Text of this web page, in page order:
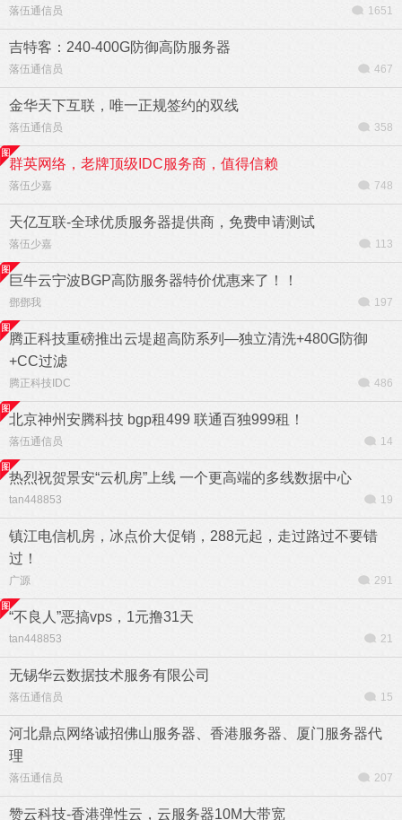
落伍通信员 1651
吉特客：240-400G防御高防服务器
落伍通信员 467
金华天下互联，唯一正规签约的双线
落伍通信员 358
群英网络，老牌顶级IDC服务商，值得信赖
落伍少嘉 748
天亿互联-全球优质服务器提供商，免费申请测试
落伍少嘉 113
巨牛云宁波BGP高防服务器特价优惠来了！！
鄧鄧我 197
腾正科技重磅推出云堤超高防系列—独立清洗+480G防御
+CC过滤
腾正科技IDC 486
北京神州安腾科技 bgp租499 联通百独999租！
落伍通信员 14
热烈祝贺景安“云机房”上线 一个更高端的多线数据中心
tan448853 19
镇江电信机房，冰点价大促销，288元起，走过路过不要错
过！
广源 291
“不良人”恶搞vps，1元撸31天
tan448853 21
无锡华云数据技术服务有限公司
落伍通信员 15
河北鼎点网络诚招佛山服务器、香港服务器、厦门服务器代
理
落伍通信员 207
赞云科技-香港弹性云，云服务器10M大带宽